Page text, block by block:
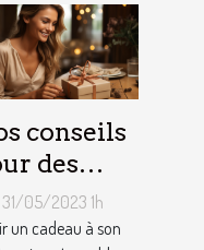
conseils
des
et
31/05/2023 1h
un cadeau à son